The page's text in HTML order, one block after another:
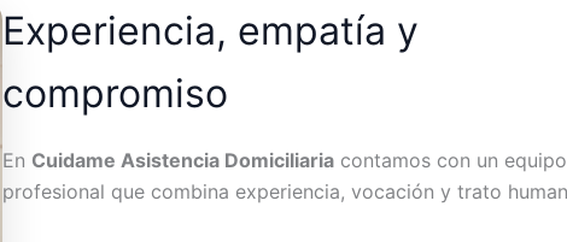
Experiencia, empatía y
compromiso
En Cuidame Asistencia Domiciliaria contamos con un equipo
profesional que combina experiencia, vocación y trato